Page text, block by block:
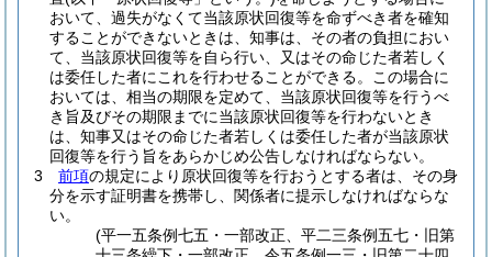
おいて、過失がなくて当該原状回復等を命ずべき者を確知
することができないときは、知事は、その者の負担におい
て、当該原状回復等を自ら行い、又はその命じた者若しく
は委任した者にこれを行わせることができる。
この場合に
おいては、相当の期限を定めて、当該原状回復等を行うべ
き旨及びその期限までに当該原状回復等を行わないとき
は、知事又はその命じた者若しくは委任した者が当該原状
回復等を行う旨をあらかじめ公告しなければならない。
3
前項の規定により原状回復等を行おうとする者は、その身
分を示す証明書を携帯し、関係者に提示しなければならな
い。
(平一五条例七五・一部改正、平二三条例五七・旧第